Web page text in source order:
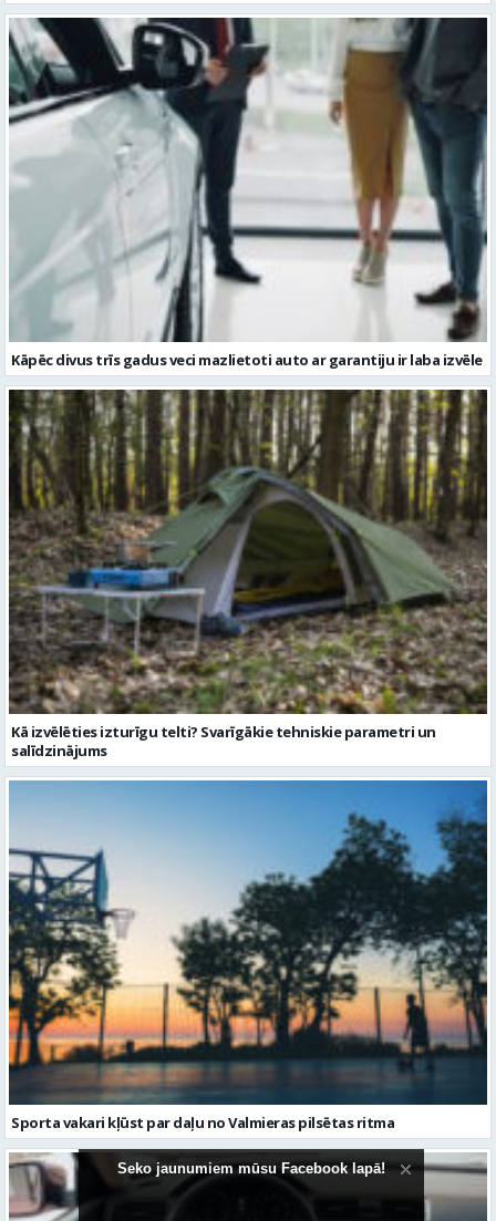
Kāpēc divus trīs gadus veci mazlietoti auto ar garantiju ir laba izvēle
Kā izvēlēties izturīgu telti? Svarīgākie tehniskie parametri un
salīdzinājums
Sporta vakari kļūst par daļu no Valmieras pilsētas ritma
Seko jaunumiem mūsu Facebook lapā!